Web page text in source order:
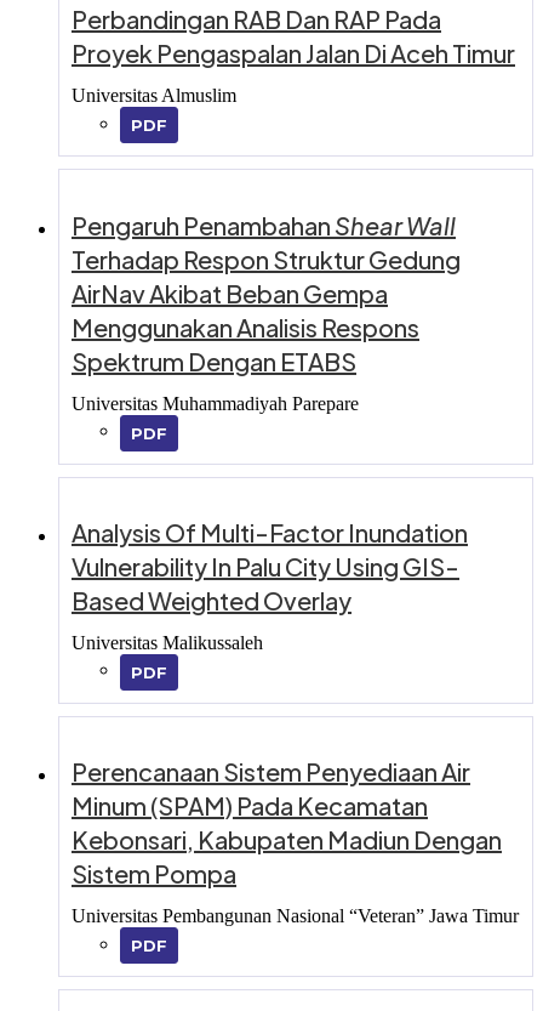
Perbandingan RAB Dan RAP Pada
Proyek Pengaspalan Jalan Di Aceh Timur
Universitas Almuslim
PDF
Pengaruh Penambahan Shear Wall
Terhadap Respon Struktur Gedung
AirNav Akibat Beban Gempa
Menggunakan Analisis Respons
Spektrum Dengan ETABS
Universitas Muhammadiyah Parepare
PDF
Analysis Of Multi-Factor Inundation
Vulnerability In Palu City Using GIS-
Based Weighted Overlay
Universitas Malikussaleh
PDF
Perencanaan Sistem Penyediaan Air
Minum (SPAM) Pada Kecamatan
Kebonsari, Kabupaten Madiun Dengan
Sistem Pompa
Universitas Pembangunan Nasional “Veteran” Jawa Timur
PDF